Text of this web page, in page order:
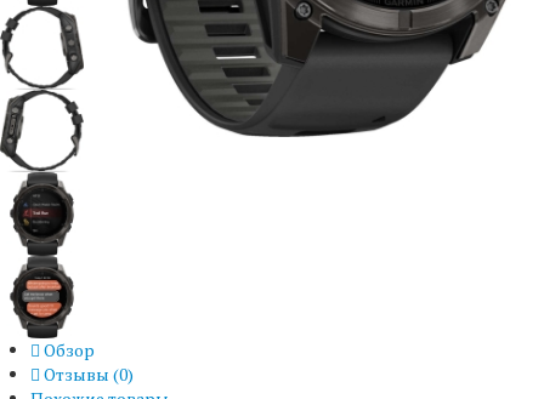
Обзор
Отзывы (0)